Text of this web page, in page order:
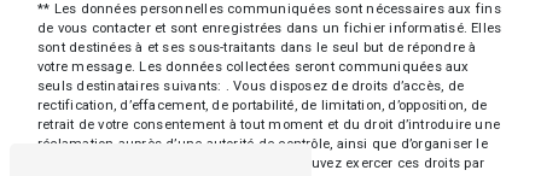
** Les données personnelles communiquées sont nécessaires aux fins
de vous contacter et sont enregistrées dans un fichier informatisé. Elles
sont destinées à et ses sous-traitants dans le seul but de répondre à
votre message. Les données collectées seront communiquées aux
seuls destinataires suivants: . Vous disposez de droits d’accès, de
rectification, d’effacement, de portabilité, de limitation, d’opposition, de
retrait de votre consentement à tout moment et du droit d’introduire une
réclamation auprès d’une autorité de contrôle, ainsi que d’organiser le
sort de vos données post-mortem. Vous pouvez exercer ces droits par